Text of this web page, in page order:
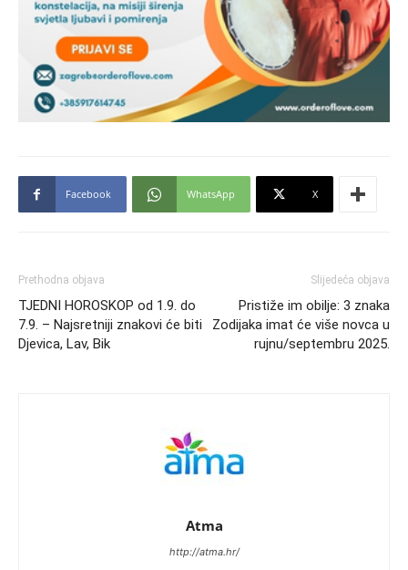
Facebook WhatsApp X
Prethodna objava
TJEDNI HOROSKOP od 1.9. do
7.9. – Najsretniji znakovi će biti
Djevica, Lav, Bik
Slijedeća objava
Pristiže im obilje: 3 znaka
Zodijaka imat će više novca u
rujnu/septembru 2025.
Atma
http://atma.hr/